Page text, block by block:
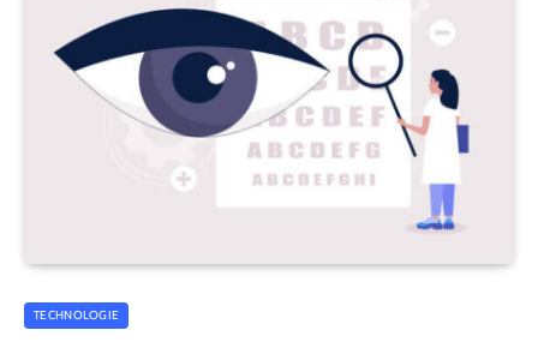
TECHNOLOGIE